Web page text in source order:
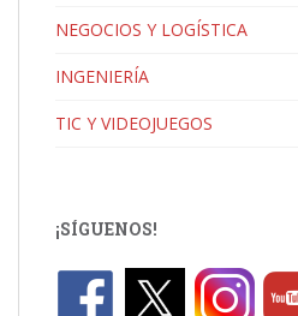
NEGOCIOS Y LOGÍSTICA
INGENIERÍA
TIC Y VIDEOJUEGOS
¡SÍGUENOS!